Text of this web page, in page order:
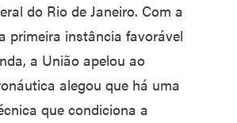
do Rio de Janeiro. Com a
primeira instância favorável
a União apelou ao
alegou que há uma
que condiciona a